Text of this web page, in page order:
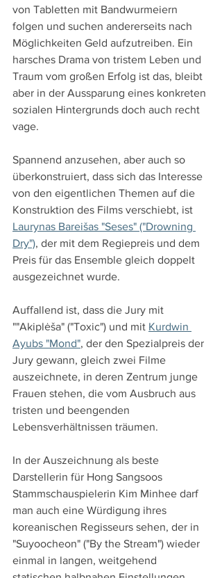
von Tabletten mit Bandwurmeiern
folgen und suchen andererseits nach
Möglichkeiten Geld aufzutreiben. Ein
harsches Drama von tristem Leben und
Traum vom großen Erfolg ist das, bleibt
aber in der Aussparung eines konkreten
sozialen Hintergrunds doch auch recht
vage.
Spannend anzusehen, aber auch so
überkonstruiert, dass sich das Interesse
von den eigentlichen Themen auf die
Konstruktion des Films verschiebt, ist
Laurynas Bareišas "Seses" ("Drowning
Dry"), der mit dem Regiepreis und dem
Preis für das Ensemble gleich doppelt
ausgezeichnet wurde.
Auffallend ist, dass die Jury mit
""Akiplėša" ("Toxic") und mit Kurdwin
Ayubs "Mond", der den Spezialpreis der
Jury gewann, gleich zwei Filme
auszeichnete, in deren Zentrum junge
Frauen stehen, die vom Ausbruch aus
tristen und beengenden
Lebensverhältnissen träumen.
In der Auszeichnung als beste
Darstellerin für Hong Sangsoos
Stammschauspielerin Kim Minhee darf
man auch eine Würdigung ihres
koreanischen Regisseurs sehen, der in
"Suyoocheon" ("By the Stream") wieder
einmal in langen, weitgehend